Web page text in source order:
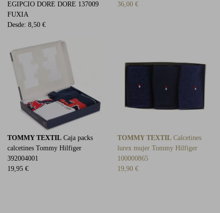
EGIPCIO DORE DORE 137009
FUXIA
Desde: 8,50 €
36,00 €
TOMMY TEXTIL Caja packs
calcetines Tommy Hilfiger
392004001
19,95 €
TOMMY TEXTIL Calcetines
lurex mujer Tommy Hilfiger
100000865
19,90 €